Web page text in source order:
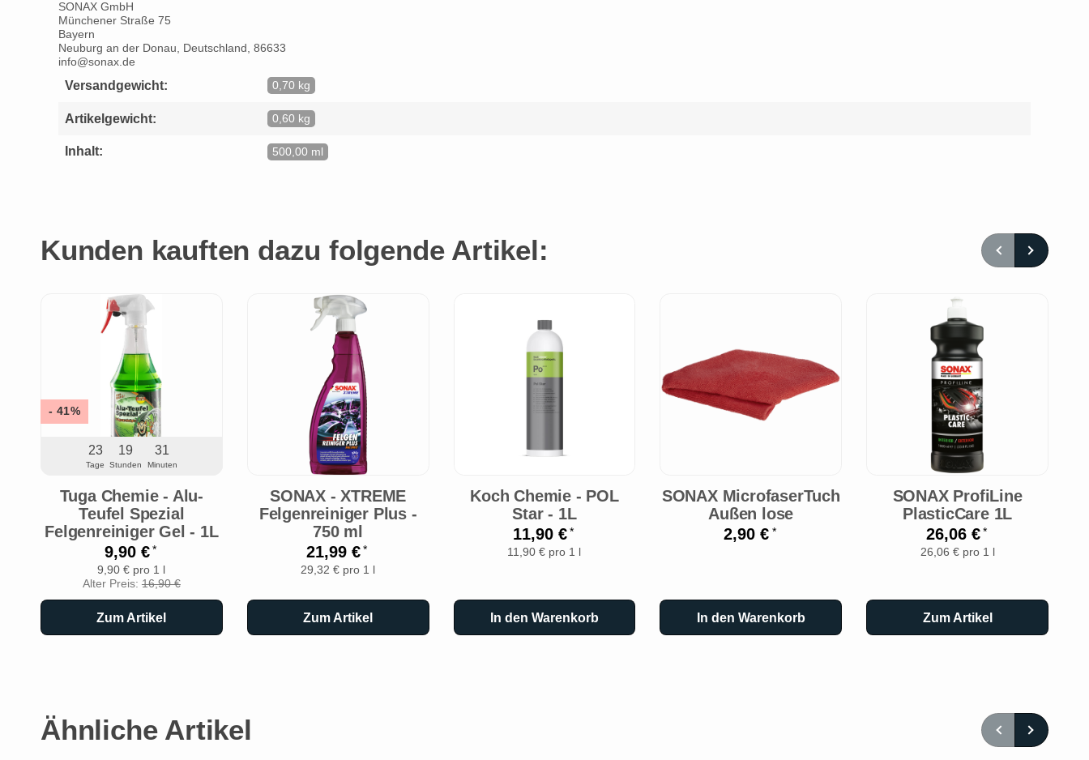
SONAX GmbH
Münchener Straße 75
Bayern
Neuburg an der Donau, Deutschland, 86633
info@sonax.de
Versandgewicht: 0,70 kg
Artikelgewicht: 0,60 kg
Inhalt: 500,00 ml
Kunden kauften dazu folgende Artikel:
23
Tage
19
Stunden
31
Minuten
- 41%
Tuga Chemie - Alu-
Teufel Spezial
Felgenreiniger Gel - 1L
9,90 €*
9,90 € pro 1 l
Alter Preis: 16,90 €
Zum Artikel
SONAX - XTREME
Felgenreiniger Plus -
750 ml
21,99 €*
29,32 € pro 1 l
Zum Artikel
Koch Chemie - POL
Star - 1L
11,90 €*
11,90 € pro 1 l
In den Warenkorb
SONAX MicrofaserTuch
Außen lose
2,90 €*
In den Warenkorb
SONAX ProfiLine
PlasticCare 1L
26,06 €*
26,06 € pro 1 l
Zum Artikel
Ähnliche Artikel